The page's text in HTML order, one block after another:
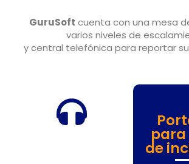
GuruSoft cuenta con una mesa
varios niveles de
y central telefónica para reportar
8x5
24x7
de